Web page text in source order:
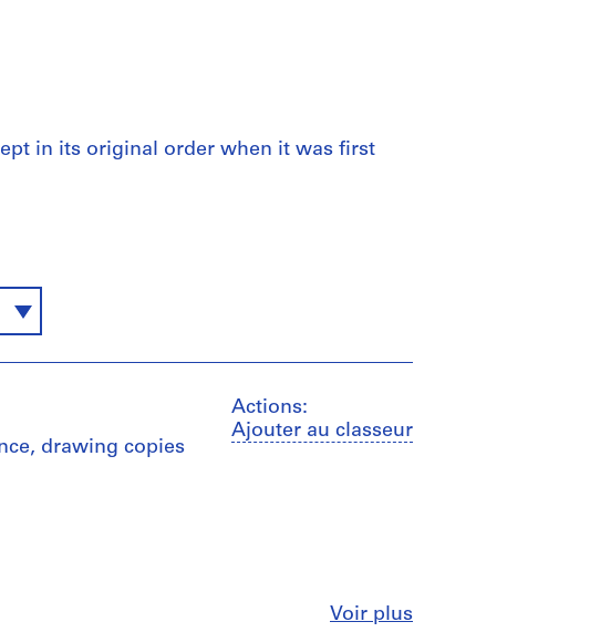
in its original order when it was first
Actions:
Ajouter au classeur
Voir plusFermer
drawing copies